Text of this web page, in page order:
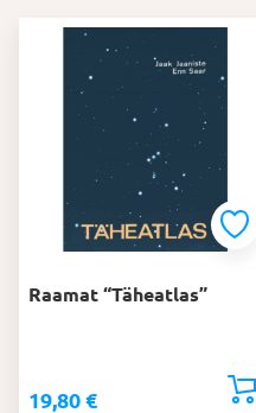
Raamat “Täheatlas”
19,80 €